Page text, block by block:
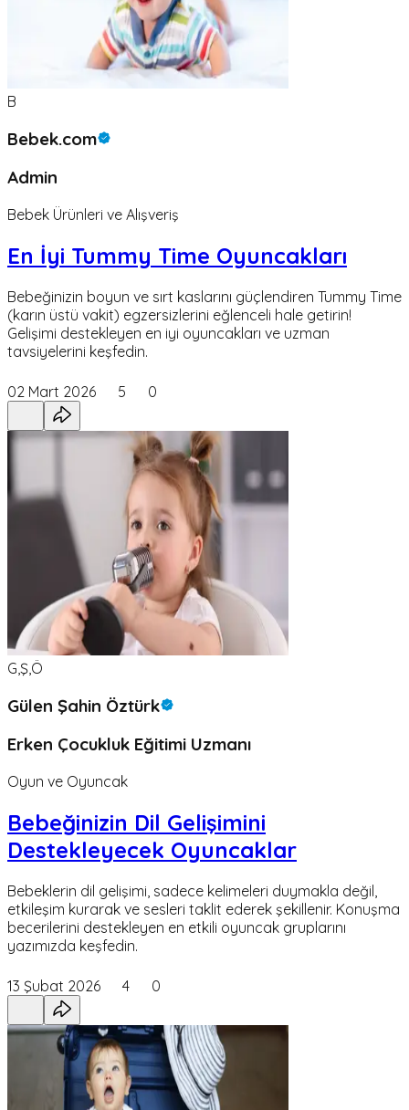
B
Bebek.com
Admin
Bebek Ürünleri ve Alışveriş
En İyi Tummy Time Oyuncakları
Bebeğinizin boyun ve sırt kaslarını güçlendiren Tummy Time
(karın üstü vakit) egzersizlerini eğlenceli hale getirin!
Gelişimi destekleyen en iyi oyuncakları ve uzman
tavsiyelerini keşfedin.
02 Mart 2026 5 0
G,Ş,Ö
Gülen Şahin Öztürk
Erken Çocukluk Eğitimi Uzmanı
Oyun ve Oyuncak
Bebeğinizin Dil Gelişimini
Destekleyecek Oyuncaklar
Bebeklerin dil gelişimi, sadece kelimeleri duymakla değil,
etkileşim kurarak ve sesleri taklit ederek şekillenir. Konuşma
becerilerini destekleyen en etkili oyuncak gruplarını
yazımızda keşfedin.
13 Şubat 2026 4 0